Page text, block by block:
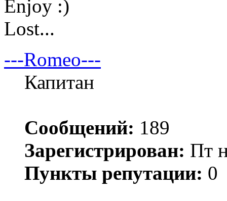
Enjoy
Lost...
---Romeo---
Капитан
Сообщений: 189
Зарегистрирован: Пт
Пункты репутации: 0